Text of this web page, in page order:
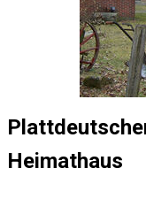
Heimathaus